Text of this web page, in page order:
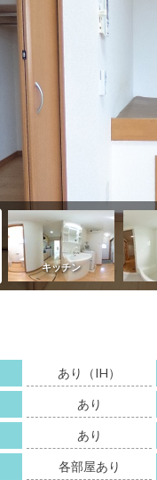
あり（IH）
あり
あり
各部屋あり